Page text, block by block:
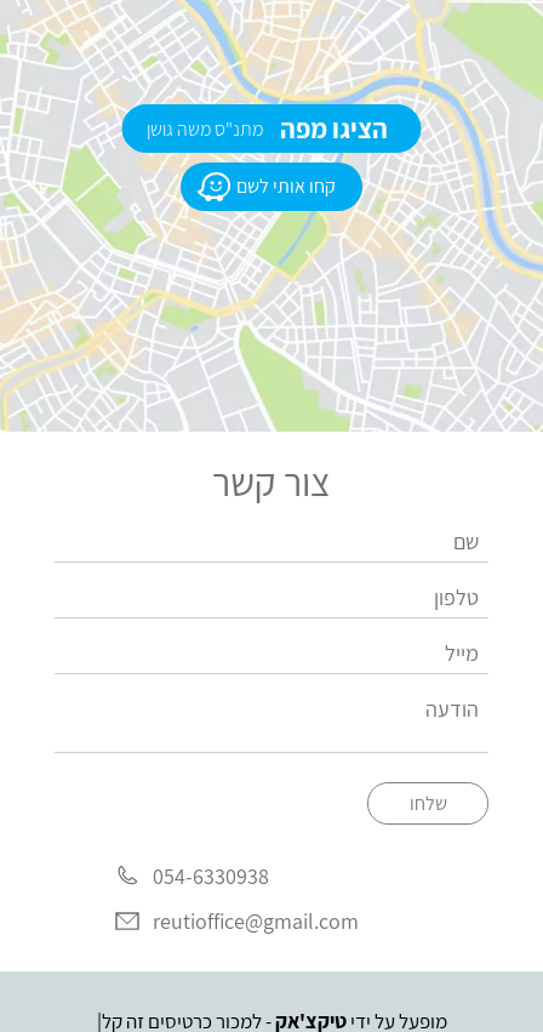
קחו אותי לשם
הציגו מפה מתנ"ס משה גושן
צור קשר
שלחו
054-6330938
reutioffice@gmail.com
מופעל על ידיטיקצ'אק- למכור כרטיסים זה קל|